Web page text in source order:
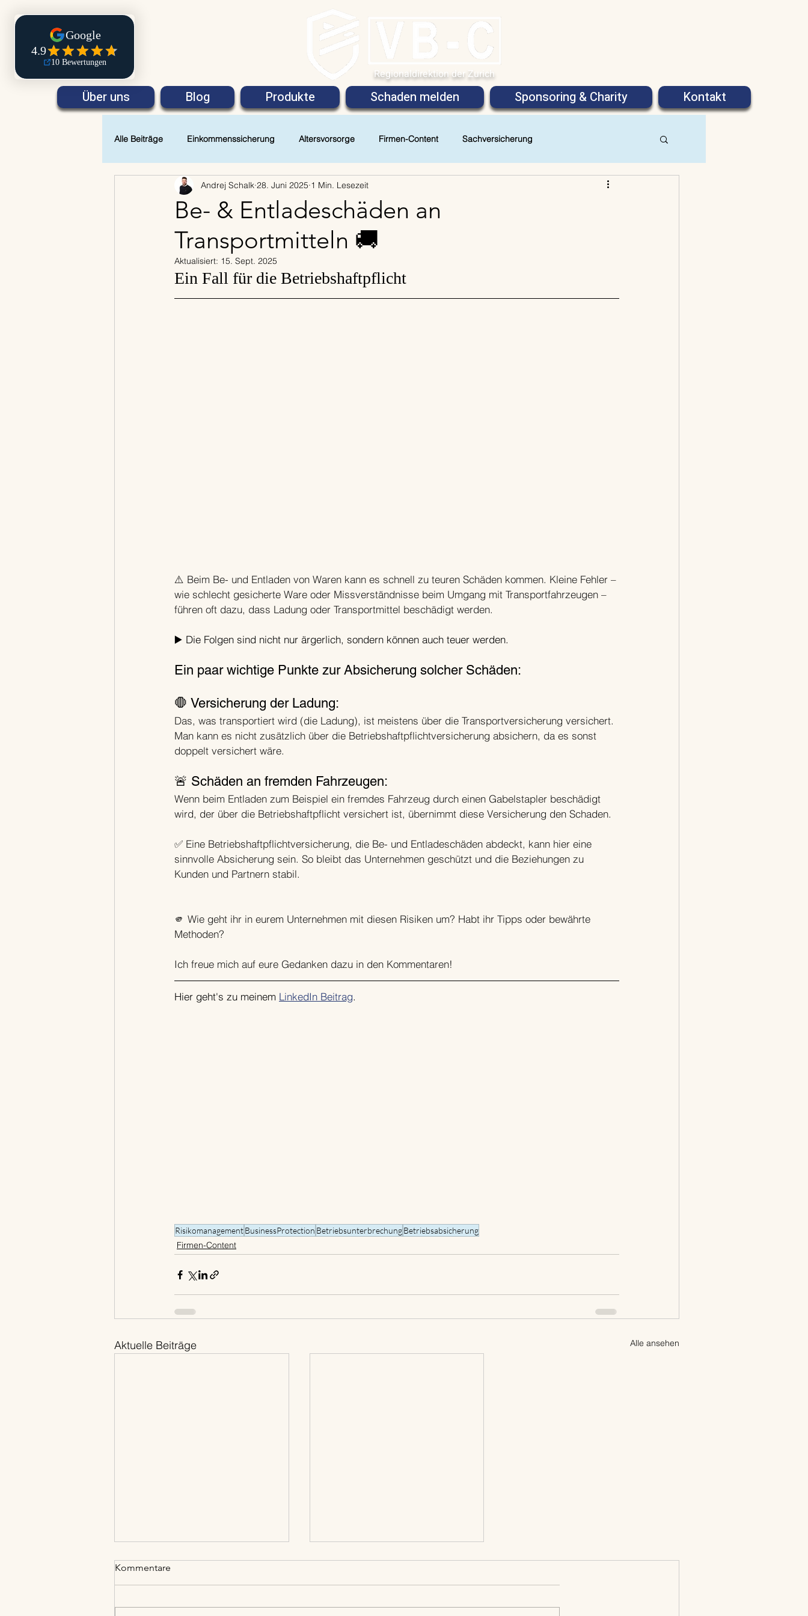
Regionaldirektion der Zurich
Über uns Blog Produkte Schaden melden Sponsoring & Charity Kontakt
Alle Beiträge Einkommenssicherung Altersvorsorge Firmen-Content Sachversicherung
Be- & Entladeschäden an
Transportmitteln 🚚
Andrej Schalk 28. Juni 2025 1 Min. Lesezeit
Aktualisiert: 15. Sept. 2025
Ein Fall für die Betriebshaftpflicht
⚠️ Beim Be- und Entladen von Waren kann es schnell zu teuren Schäden kommen. Kleine Fehler –
wie schlecht gesicherte Ware oder Missverständnisse beim Umgang mit Transportfahrzeugen –
führen oft dazu, dass Ladung oder Transportmittel beschädigt werden.
▶️ Die Folgen sind nicht nur ärgerlich, sondern können auch teuer werden.
Ein paar wichtige Punkte zur Absicherung solcher Schäden:
🛑 Versicherung der Ladung:
Das, was transportiert wird (die Ladung), ist meistens über die Transportversicherung versichert.
Man kann es nicht zusätzlich über die Betriebshaftpflichtversicherung absichern, da es sonst
doppelt versichert wäre.
🚨 Schäden an fremden Fahrzeugen:
Wenn beim Entladen zum Beispiel ein fremdes Fahrzeug durch einen Gabelstapler beschädigt
wird, der über die Betriebshaftpflicht versichert ist, übernimmt diese Versicherung den Schaden.
✅ Eine Betriebshaftpflichtversicherung, die Be- und Entladeschäden abdeckt, kann hier eine
sinnvolle Absicherung sein. So bleibt das Unternehmen geschützt und die Beziehungen zu
Kunden und Partnern stabil.
🫵 Wie geht ihr in eurem Unternehmen mit diesen Risiken um? Habt ihr Tipps oder bewährte
Methoden?
Ich freue mich auf eure Gedanken dazu in den Kommentaren!
Hier geht's zu meinem LinkedIn Beitrag.
RisikomanagementBusinessProtection BetriebsunterbrechungBetriebsabsicherung
Firmen-Content
Aktuelle Beiträge Alle ansehen
Kommentare